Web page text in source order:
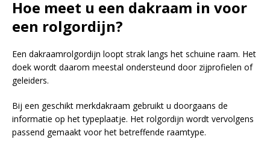
Hoe meet u een dakraam in voor
een rolgordijn?
Een dakraamrolgordijn loopt strak langs het schuine raam. Het
doek wordt daarom meestal ondersteund door zijprofielen of
geleiders.
Bij een geschikt merkdakraam gebruikt u doorgaans de
informatie op het typeplaatje. Het rolgordijn wordt vervolgens
passend gemaakt voor het betreffende raamtype.